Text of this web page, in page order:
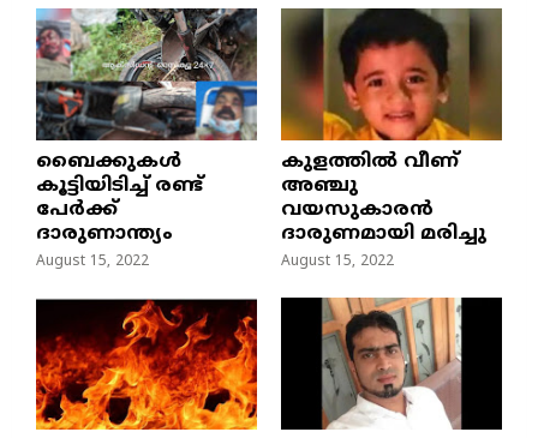
ബൈക്കുകൾ
കൂട്ടിയിടിച്ച് രണ്ട്
പേർക്ക്
ദാരുണാന്ത്യം
August 15, 2022
കുളത്തില്‍ വീണ്
അഞ്ചു
വയസുകാരന്‍
ദാരുണമായി മരിച്ചു
August 15, 2022